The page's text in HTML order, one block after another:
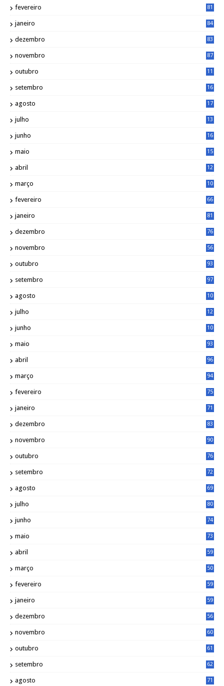
fevereiro 81
janeiro 84
dezembro 83
novembro 87
outubro
11
setembro
16
agosto
17
julho
13
junho
16
maio
15
abril
12
março
10
fevereiro 66
janeiro 81
dezembro 76
novembro 56
outubro 93
setembro 97
agosto
10
julho
12
junho
10
maio 93
abril 96
março 94
fevereiro 75
janeiro 71
dezembro 83
novembro 90
outubro 76
setembro 72
agosto 69
julho 80
junho 74
maio 73
abril 59
março 50
fevereiro 59
janeiro 59
dezembro 56
novembro 60
outubro 61
setembro 62
agosto 71